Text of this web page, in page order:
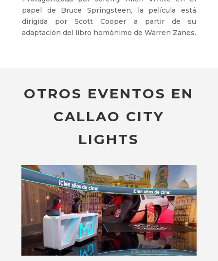
papel de Bruce Springsteen, la película está
dirigida por Scott Cooper a partir de su
adaptación del libro homónimo de Warren Zanes.
OTROS EVENTOS EN
CALLAO CITY
LIGHTS